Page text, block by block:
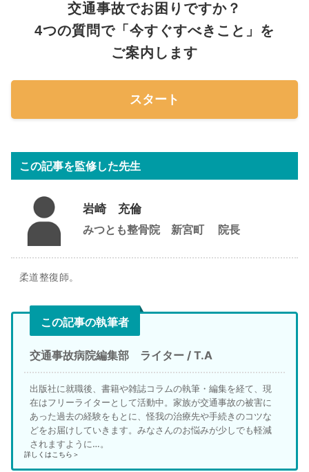
交通事故でお困りですか？
4つの質問で「今すぐすべきこと」を
ご案内します
スタート
この記事を監修した先生
岩崎 充倫
みつとも整骨院 新宮町
院長
柔道整復師。
この記事の執筆者
交通事故病院編集部 ライター / T.A
出版社に就職後、書籍や雑誌コラムの執筆・編集を経て、現
在はフリーライターとして活動中。家族が交通事故の被害に
あった過去の経験をもとに、怪我の治療先や手続きのコツな
どをお届けしていきます。みなさんのお悩みが少しでも軽減
されますように…。
詳しくはこちら＞